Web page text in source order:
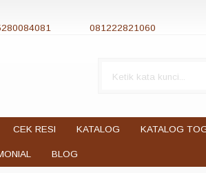
081222821060
CEK RESI KATALOG KATALOG
BLOG